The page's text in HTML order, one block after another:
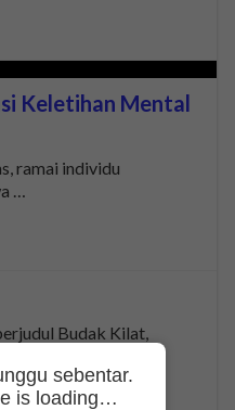
Keletihan Mental
ramai individu
…
Budak Kilat,
sebentar.
is loading…